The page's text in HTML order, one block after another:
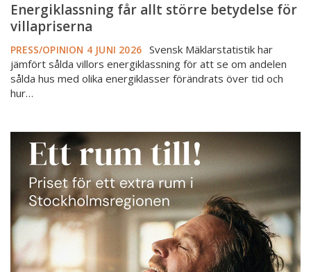
Energiklassning får allt större betydelse för
villapriserna
PRESS/OPINION 4 JUNI 2026 Svensk Mäklarstatistik har
jämfört sålda villors energiklassning för att se om andelen
sålda hus med olika energiklasser förändrats över tid och
hur…
Ny
rapport:
mycket
kostar
extra
rum